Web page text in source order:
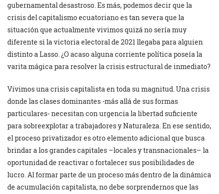
gubernamental desastroso. Es más, podemos decir que la
crisis del capitalismo ecuatoriano es tan severa que la
situación que actualmente vivimos quizá no sería muy
diferente si la victoria electoral de 2021 llegaba para alguien
distinto a Lasso. ¿O acaso alguna corriente política poseía la
varita mágica para resolver la crisis estructural de inmediato?
Vivimos una crisis capitalista en toda su magnitud. Una crisis
donde las clases dominantes -más allá de sus formas
particulares- necesitan con urgencia la libertad suficiente
para sobreexplotar a trabajadores y Naturaleza. En ese sentido,
el proceso privatizador es otro elemento adicional que busca
brindar a los grandes capitales –locales y transnacionales– la
oportunidad de reactivar o fortalecer sus posibilidades de
lucro. Al formar parte de un proceso más dentro de la dinámica
de acumulación capitalista, no debe sorprendernos que las